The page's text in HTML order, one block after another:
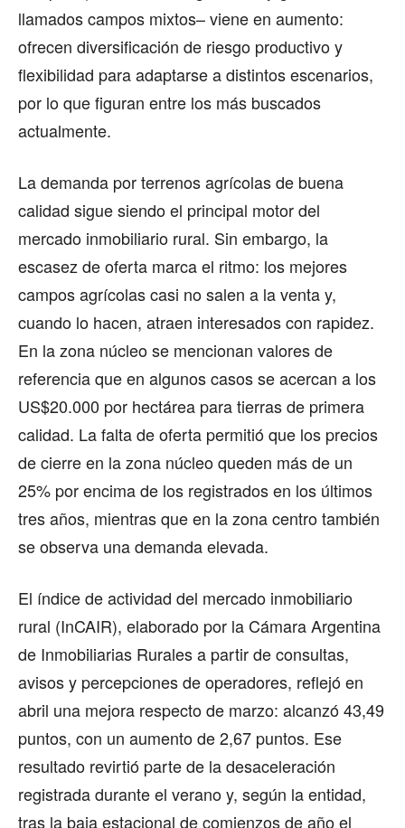
llamados campos mixtos– viene en aumento:
ofrecen diversificación de riesgo productivo y
flexibilidad para adaptarse a distintos escenarios,
por lo que figuran entre los más buscados
actualmente.
La demanda por terrenos agrícolas de buena
calidad sigue siendo el principal motor del
mercado inmobiliario rural. Sin embargo, la
escasez de oferta marca el ritmo: los mejores
campos agrícolas casi no salen a la venta y,
cuando lo hacen, atraen interesados con rapidez.
En la zona núcleo se mencionan valores de
referencia que en algunos casos se acercan a los
US$20.000 por hectárea para tierras de primera
calidad. La falta de oferta permitió que los precios
de cierre en la zona núcleo queden más de un
25% por encima de los registrados en los últimos
tres años, mientras que en la zona centro también
se observa una demanda elevada.
El índice de actividad del mercado inmobiliario
rural (InCAIR), elaborado por la Cámara Argentina
de Inmobiliarias Rurales a partir de consultas,
avisos y percepciones de operadores, reflejó en
abril una mejora respecto de marzo: alcanzó 43,49
puntos, con un aumento de 2,67 puntos. Ese
resultado revirtió parte de la desaceleración
registrada durante el verano y, según la entidad,
tras la baja estacional de comienzos de año el